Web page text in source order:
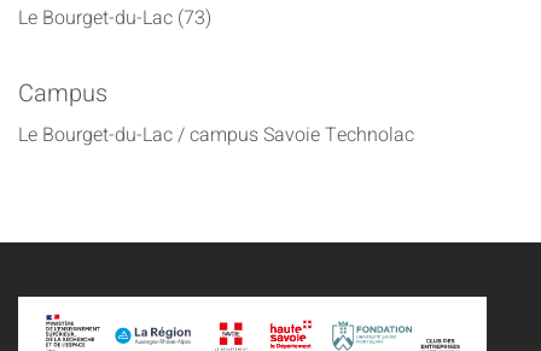
Le Bourget-du-Lac (73)
Campus
Le Bourget-du-Lac / campus Savoie Technolac